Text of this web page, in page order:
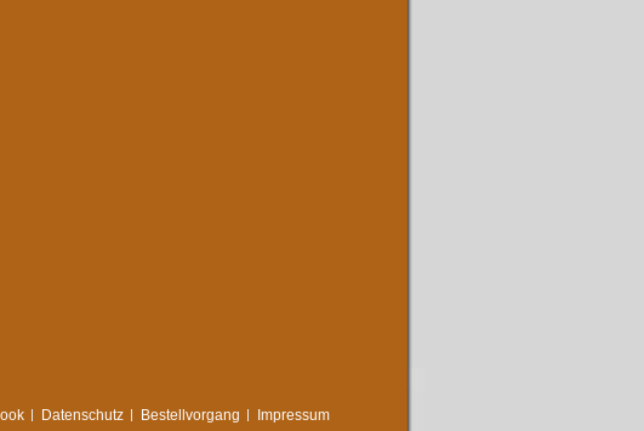
Datenschutz Bestellvorgang
Impressum